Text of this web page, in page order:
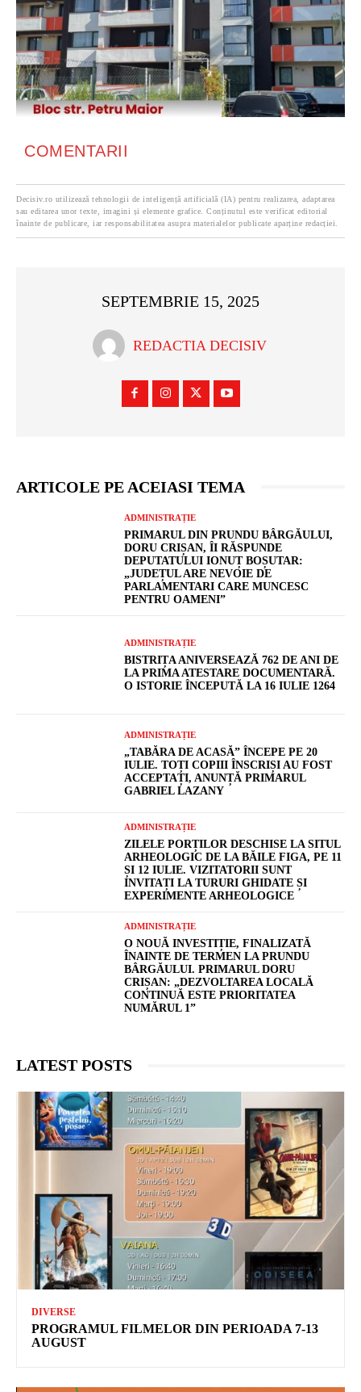
COMENTARII
Decisiv.ro utilizează tehnologii de inteligență artificială (IA) pentru realizarea, adaptarea
sau editarea unor texte, imagini și elemente grafice. Conținutul este verificat editorial
înainte de publicare, iar responsabilitatea asupra materialelor publicate aparține redacției.
SEPTEMBRIE 15, 2025
REDACTIA DECISIV
ARTICOLE PE ACEIASI TEMA
ADMINISTRAȚIE
PRIMARUL DIN PRUNDU BÂRGĂULUI,
DORU CRIȘAN, ÎI RĂSPUNDE
DEPUTATULUI IONUȚ BOȘUTAR:
„JUDEȚUL ARE NEVOIE DE
PARLAMENTARI CARE MUNCESC
PENTRU OAMENI”
ADMINISTRAȚIE
BISTRIȚA ANIVERSEAZĂ 762 DE ANI DE
LA PRIMA ATESTARE DOCUMENTARĂ.
O ISTORIE ÎNCEPUTĂ LA 16 IULIE 1264
ADMINISTRAȚIE
„TABĂRA DE ACASĂ” ÎNCEPE PE 20
IULIE. TOȚI COPIII ÎNSCRIȘI AU FOST
ACCEPTAȚI, ANUNȚĂ PRIMARUL
GABRIEL LAZANY
ADMINISTRAȚIE
ZILELE PORȚILOR DESCHISE LA SITUL
ARHEOLOGIC DE LA BĂILE FIGA, PE 11
ȘI 12 IULIE. VIZITATORII SUNT
INVITAȚI LA TURURI GHIDATE ȘI
EXPERIMENTE ARHEOLOGICE
ADMINISTRAȚIE
O NOUĂ INVESTIȚIE, FINALIZATĂ
ÎNAINTE DE TERMEN LA PRUNDU
BÂRGĂULUI. PRIMARUL DORU
CRIȘAN: „DEZVOLTAREA LOCALĂ
CONTINUĂ ESTE PRIORITATEA
NUMĂRUL 1”
LATEST POSTS
DIVERSE
PROGRAMUL FILMELOR DIN PERIOADA 7-13
AUGUST